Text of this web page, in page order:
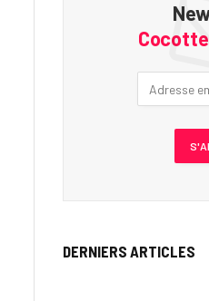
DERNIERS ARTICLES